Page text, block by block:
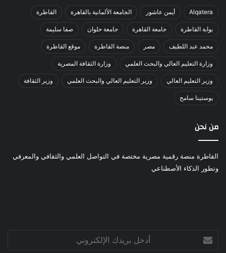
Alqatera أيمن عاشور الجامعة الألمانية بالقاهرة القاطرة
بوابة القاطرة جامعة القاهرة جامعة حلوان صفا سليمة
محمد عبد اللطيف مصر منصة القاطرة موقع القاطرة
وزارة التعليم العالي والبحث العلمي وزارة الثقافة المصرية
وزير التعليم العالي وزير التعليم العالي والبحث العلمي وزير الثقافة
يوستينا سامح
من نحن
القاطرة منصة رقمية مصرية مختصة في التواصل العلمي والثقافي والمعرفي
وتطور الذكاء الأصطناعي
بريدك